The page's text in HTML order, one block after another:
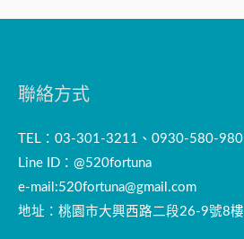
聯絡方式
TEL：03-301-3211、0930-580-980
Line ID：@520fortuna
e-mail:520fortuna@gmail.com
地址：桃園市大興西路二段26-9號8樓